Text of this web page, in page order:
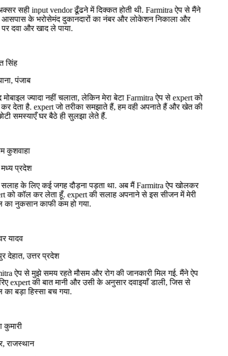
सही input vendor ढूँढने में दिक्कत होती थी. Farmitra ऐप से मैंने
के भरोसेमंद दुकानदारों का नंबर और लोकेशन निकाला और
दवा और खाद ले पाया.
पंजाब
ज्यादा नहीं चलाता, लेकिन मेरा बेटा Farmitra ऐप से expert को
देता है. expert जो तरीका समझाते हैं, हम वही अपनाते हैं और खेत की
समस्याएँ घर बैठे ही सुलझा लेते हैं.
कुशवाहा
प्रदेश
के लिए कई जगह दौड़ना पड़ता था. अब मैं Farmitra ऐप खोलकर
को कॉल कर लेता हूँ. expert की सलाह अपनाने से इस सीजन में मेरी
नुकसान काफी कम हो गया.
यादव
देहात, उत्तर प्रदेश
ऐप से मुझे समय रहते मौसम और रोग की जानकारी मिल गई. मैंने ऐप
expert की बात मानी और उसी के अनुसार दवाइयाँ डाली, जिस से
बड़ा हिस्सा बच गया.